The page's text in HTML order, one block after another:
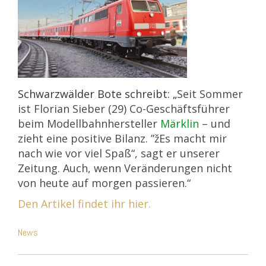
Schwarzwälder Bote schreibt: „Seit Sommer
ist Florian Sieber (29) Co-Geschäftsführer
beim Modellbahnhersteller Märklin – und
zieht eine positive Bilanz. ”žEs macht mir
nach wie vor viel Spaß“, sagt er unserer
Zeitung. Auch, wenn Veränderungen nicht
von heute auf morgen passieren.“
Den Artikel findet ihr hier.
News